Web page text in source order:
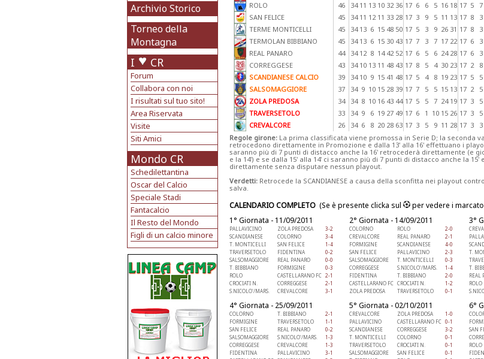
Archivio Storico
Torneo della
Montagna
I CR
Forum
Collabora con noi
I risultati sul tuo sito!
Area Riservata
Visite
Siti Amici
Mondo CR
Schedilettantina
Oscar del Calcio
Speciale Stadi
Fantacalcio
Il Resto del Mondo
Figli di un calcio minore
ROLO
46 34 11 13 10 32 36 17 6 6 5 16 18 17 5 7
SAN FELICE
45 34 11 12 11 33 28 17 3 9 5 11 13 17 8 3
TERME MONTICELLI
45 34 13 6 15 48 50 17 5 3 9 26 31 17 8 3
TERMOLAN BIBBIANO
45 34 13 6 15 30 43 17 7 3 7 17 22 17 6 3
REAL PANARO
44 34 12 8 14 42 52 17 6 5 6 24 28 17 6 3
CORREGGESE
43 34 10 13 11 48 43 17 8 5 4 30 23 17 2 8
SCANDIANESE CALCIO
39 34 10 9 15 41 48 17 5 4 8 19 23 17 5 5
SALSOMAGGIORE
37 34 9 10 15 28 39 17 7 5 5 15 13 17 2 5
ZOLA PREDOSA
34 34 8 10 16 43 44 17 5 5 7 24 19 17 3 5
TRAVERSETOLO
33 34 9 6 19 27 49 17 6 1 10 15 26 17 3 5
CREVALCORE
26 34 6 8 20 28 63 17 3 5 9 11 28 17 3 3
Regole girone: La prima classificata viene promossa in Serie D; la seconda
retrocedono direttamente in Promozione e dalla 13' alla 16' effettuano i
saranno più di 7 punti di distacco anche la 16' retrocederà direttamente (e
e la 14') e se dalla 15' alla 14' ci saranno più di 7 punti di distacco anche la 15'
direttamente senza disputare nessun playout.
Verdetti: Retrocede la SCANDIANESE a causa della sconfitta nei playout
salva.
CALENDARIO COMPLETO (Se è presente clicka sul
per vedere i
1° Giornata - 11/09/2011
PALLAVICINO ZOLA PREDOSA
3-2
SCANDIANESE
COLORNO
3-4
T. MONTICELLI
SAN FELICE
1-4
TRAVERSETOLO
FIDENTINA
0-2
SALSOMAGGIORE
REAL PANARO
0-0
T. BIBBIANO
FORMIGINE
0-3
ROLO
CASTELLARANO FC 2-1
CROCIATI N.
CORREGGESE
2-1
S.NICOLO'/MARS.
CREVALCORE 3-1
4° Giornata - 25/09/2011
COLORNO T. BIBBIANO
2-1
FORMIGINE
TRAVERSETOLO
1-1
SAN FELICE
REAL PANARO
0-2
SALSOMAGGIORE
S.NICOLO'/MARS.
1-3
CORREGGESE
CREVALCORE
1-3
FIDENTINA
PALLAVICINO
3-1
2° Giornata - 14/09/2011
COLORNO ROLO
2-0
CREVALCORE
REAL PANARO
2-1
FORMIGINE
SCANDIANESE
4-0
SAN FELICE
PALLAVICINO
2-3
SALSOMAGGIORE
T. MONTICELLI
0-3
CORREGGESE
S.NICOLO'/MARS.
1-4
FIDENTINA
T. BIBBIANO
2-0
CASTELLARANO FC CROCIATI N.
1-2
ZOLA PREDOSA
TRAVERSETOLO 0-1
5° Giornata - 02/10/2011
CREVALCORE ZOLA PREDOSA
1-0
PALLAVICINO
CASTELLARANO FC 0-1
SCANDIANESE
CORREGGESE
3-2
T. MONTICELLI
COLORNO
0-1
TRAVERSETOLO
CROCIATI N.
0-1
SALSOMAGGIORE
SAN FELICE
0-1
3°
T.
T.
REAL
ROLO
6°
SAN
ROLO